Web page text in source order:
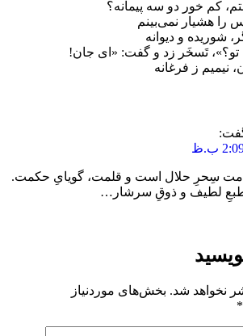
کم خور دو سه پیمانه؟
را هشیار نمی‌بینم
شوریده و دیوانه
تو؟»، تَسخَر زد و گفت: «ای جان!
نیمیم ز فرغانه
سِحرِ حلال است و قلمت، گویایِ حکمت.
طبعِ لطیف و ذوقِ سرشار…
نخواهد شد. بخش‌های موردنیاز
*